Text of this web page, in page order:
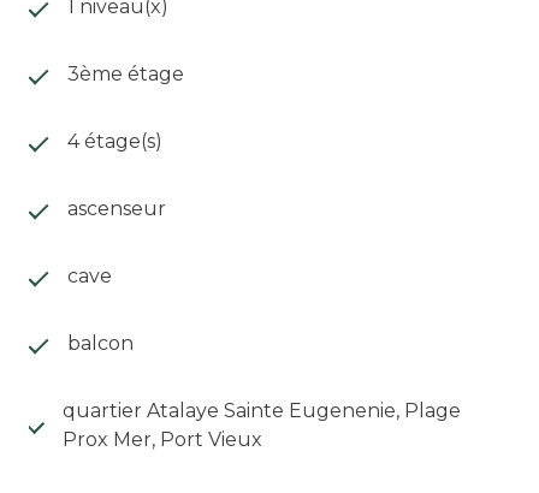
1 niveau(x)
3ème étage
4 étage(s)
ascenseur
cave
balcon
quartier Atalaye Sainte Eugenenie, Plage
Prox Mer, Port Vieux